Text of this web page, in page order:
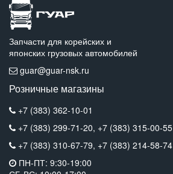
Запчасти для корейских и
японских грузовых автомобилей
guar@guar-nsk.ru
Розничные магазины
+7 (383) 362-10-01
+7 (383) 299-71-20, +7 (383) 315-00-55
+7 (383) 310-67-79, +7 (383) 214-58-74
ПН-ПТ: 9:30-19:00